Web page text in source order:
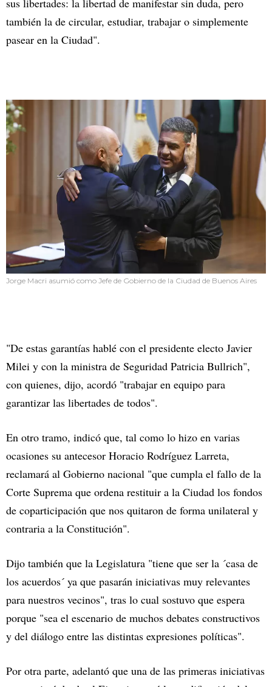
sus libertades: la libertad de manifestar sin duda, pero
también la de circular, estudiar, trabajar o simplemente
pasear en la Ciudad".
Jorge Macri asumió como Jefe de Gobierno de la Ciudad de Buenos Aires
"De estas garantías hablé con el presidente electo Javier
Milei y con la ministra de Seguridad Patricia Bullrich",
con quienes, dijo, acordó "trabajar en equipo para
garantizar las libertades de todos".
En otro tramo, indicó que, tal como lo hizo en varias
ocasiones su antecesor Horacio Rodríguez Larreta,
reclamará al Gobierno nacional "que cumpla el fallo de la
Corte Suprema que ordena restituir a la Ciudad los fondos
de coparticipación que nos quitaron de forma unilateral y
contraria a la Constitución".
Dijo también que la Legislatura "tiene que ser la ´casa de
los acuerdos´ ya que pasarán iniciativas muy relevantes
para nuestros vecinos", tras lo cual sostuvo que espera
porque "sea el escenario de muchos debates constructivos
y del diálogo entre las distintas expresiones políticas".
Por otra parte, adelantó que una de las primeras iniciativas